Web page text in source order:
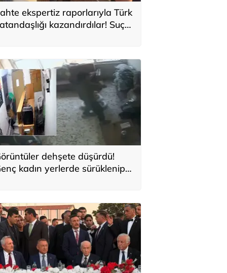
ekspertiz raporlarıyla Türk
kazandırdılar! Suç
dehşete düşürdü!
kadın yerlerde sürüklenip